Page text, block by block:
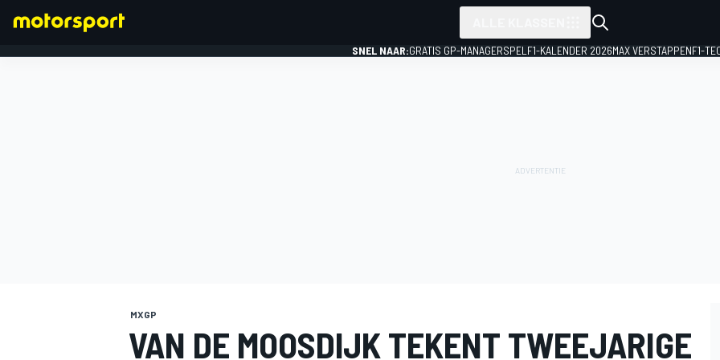
SNEL NAAR:GRATIS GP-MANAGERSPEL F1-KALENDER 2026MAX VERSTAPPENF1-
MXGP
VAN DE MOOSDIJK TEKENT TWEEJARIGE